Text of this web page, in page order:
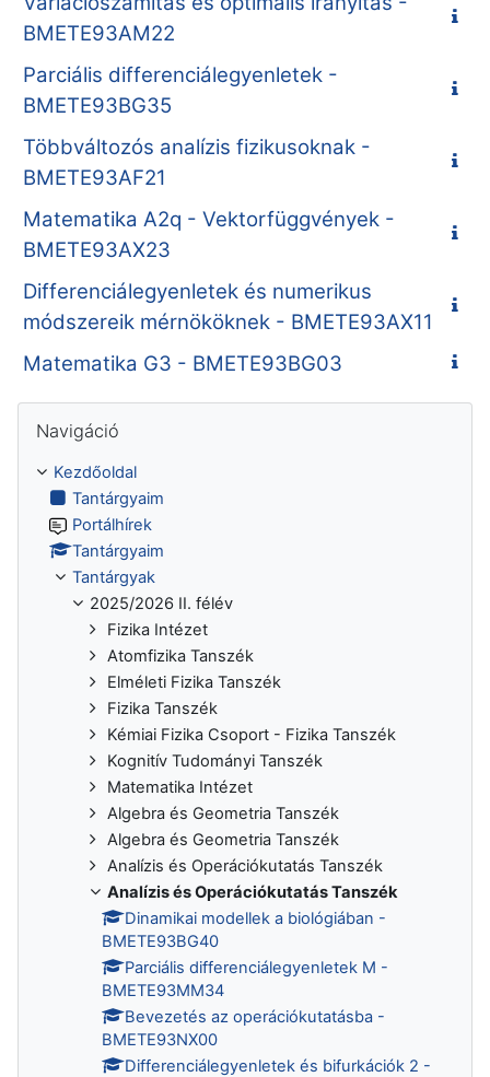
BMETE93AM22
Parciális differenciálegyenletek -
BMETE93BG35
Többváltozós analízis fizikusoknak -
BMETE93AF21
Matematika A2q - Vektorfüggvények -
BMETE93AX23
Differenciálegyenletek és numerikus
módszereik mérnököknek - BMETE93AX11
Matematika G3 - BMETE93BG03
Navigáció
Kezdőoldal
Tantárgyaim
Portálhírek
Tantárgyaim
Tantárgyak
2025/2026 II. félév
Fizika Intézet
Atomfizika Tanszék
Elméleti Fizika Tanszék
Fizika Tanszék
Kémiai Fizika Csoport - Fizika Tanszék
Kognitív Tudományi Tanszék
Matematika Intézet
Algebra és Geometria Tanszék
Algebra és Geometria Tanszék
Analízis és Operációkutatás Tanszék
Analízis és Operációkutatás Tanszék
Dinamikai modellek a biológiában -
BMETE93BG40
Parciális differenciálegyenletek M -
BMETE93MM34
Bevezetés az operációkutatásba -
BMETE93NX00
Differenciálegyenletek és bifurkációk 2 -